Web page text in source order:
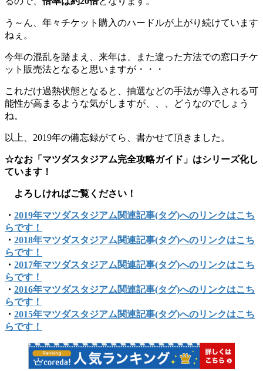
う～ん、年々チケット購入のハードルが上がり続けています
ねぇ。
今年の混乱を踏まえ、来年は、また違った方法での窓口チケ
ット販売法となると思いますが・・・
これだけ過熱状態となると、抽選などの手法が導入される可
能性が高まるような気がしますが、、、どうなのでしょう
ね。
以上、2019年の備忘録がてら、書かせて頂きました。
☆なお「マツダスタジアム完全攻略ガイド」はシリーズ化し
ています！
よろしければご覧ください！
・ 2019年マツダスタジアム関連記事(タグ)へのリンクはこち
らです！
・ 2018年マツダスタジアム関連記事(タグ)へのリンクはこち
らです！
・ 2017年マツダスタジアム関連記事(タグ)へのリンクはこち
らです！
・ 2016年マツダスタジアム関連記事(タグ)へのリンクはこち
らです！
・ 2015年マツダスタジアム関連記事(タグ)へのリンクはこち
らです！